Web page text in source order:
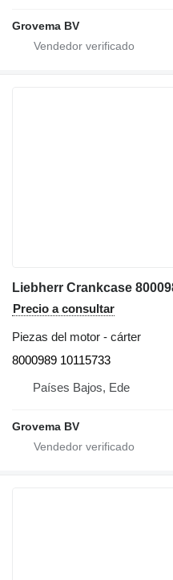
Grovema BV
Precio a consultar
Piezas del motor - cárter
8000989 10115733
Países Bajos, Ede
Grovema BV